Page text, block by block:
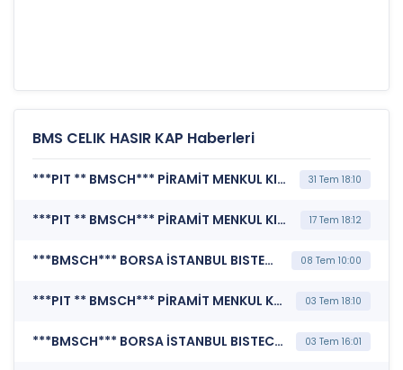
BMS CELIK HASIR KAP Haberleri
***PIT ** BMSCH*** PİRAMİT MENKUL KIYMETLER A.Ş. (Likidite Sağlayıcılık Kapsamındaki İşlemler) 31 Tem 18:10
***PIT ** BMSCH*** PİRAMİT MENKUL KIYMETLER A.Ş. (Likidite Sağlayıcılık Kapsamındaki İşlemler) 17 Tem 18:12
***BMSCH*** BORSA İSTANBUL BISTECH DEVRE KESİCİ UYGULAMASI (Pay Bazında Devre Kesici Bildirimi) 08 Tem 10:00
***PIT ** BMSCH*** PİRAMİT MENKUL KIYMETLER A.Ş. (Likidite Sağlayıcılık Kapsamındaki İşlemler) 03 Tem 18:10
***BMSCH*** BORSA İSTANBUL BISTECH DEVRE KESİCİ UYGULAMASI (Pay Bazında Devre Kesici Bildirimi) 03 Tem 16:01